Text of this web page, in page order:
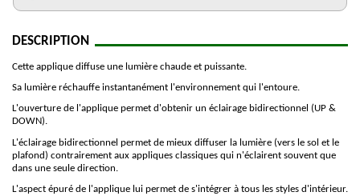
DESCRIPTION
Cette applique diffuse une lumière chaude et puissante.
Sa lumière réchauffe instantanément l'environnement qui l'entoure.
L'ouverture de l'applique permet d'obtenir un éclairage bidirectionnel (UP &
DOWN).
L'éclairage bidirectionnel permet de mieux diffuser la lumière (vers le sol et le
plafond) contrairement aux appliques classiques qui n'éclairent souvent que
dans une seule direction.
L'aspect épuré de l'applique lui permet de s'intégrer à tous les styles d'intérieur.